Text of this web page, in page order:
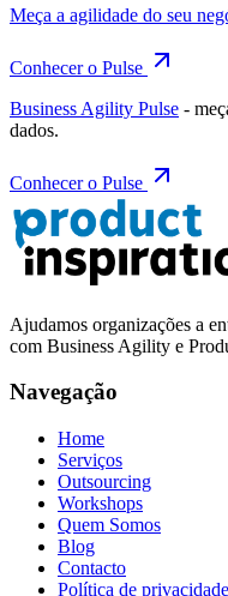
Meça a agilidade do seu
Conhecer o Pulse
Business Agility Pulse -
dados.
Conhecer o Pulse
Ajudamos organizações a
com Business Agility e
Navegação
Home
Serviços
Outsourcing
Workshops
Quem Somos
Blog
Contacto
Política de privacidade